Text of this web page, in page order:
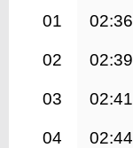
01 02:36
02 02:39
03 02:41
04 02:44